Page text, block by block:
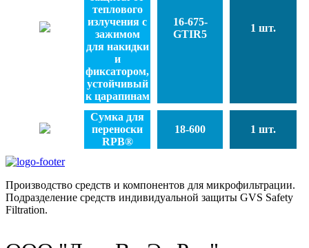
теплового
излучения с
зажимом
для накидки
и
фиксатором,
устойчивый
к царапинам
16-675-
GTIR5
1 шт.
Сумка для
переноски
RPB®
18-600 1 шт.
Производство средств и компонентов для микрофильтрации.
Подразделение средств индивидуальной защиты GVS Safety
Filtration.